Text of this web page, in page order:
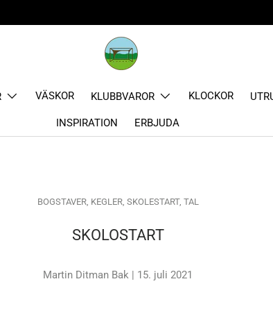
🇸🇪
VÄSKOR KLUBBVAROR KLOCKOR
INSPIRATION ERBJUDA
BOGSTAVER, KEGLER, SKOLESTART, TAL
SKOLOSTART
Martin Ditman Bak | 15. juli 2021